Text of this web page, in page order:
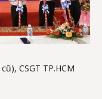
CSGT TP.HCM